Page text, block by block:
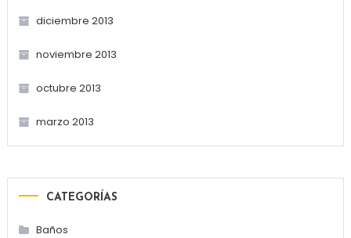
diciembre 2013
noviembre 2013
octubre 2013
marzo 2013
CATEGORÍAS
Baños